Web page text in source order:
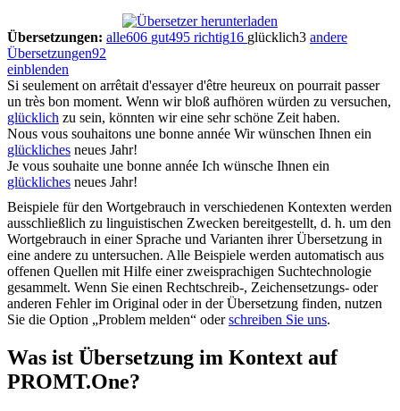
Übersetzungen: alle606 gut495 richtig16 glücklich3 andere
Übersetzungen92
einblenden
Si seulement on arrêtait d'essayer d'être heureux on pourrait passer
un très bon moment. Wenn wir bloß aufhören würden zu versuchen,
glücklich zu sein, könnten wir eine sehr schöne Zeit haben.
Nous vous souhaitons une bonne année Wir wünschen Ihnen ein
glückliches neues Jahr!
Je vous souhaite une bonne année Ich wünsche Ihnen ein
glückliches neues Jahr!
Beispiele für den Wortgebrauch in verschiedenen Kontexten werden
ausschließlich zu linguistischen Zwecken bereitgestellt, d. h. um den
Wortgebrauch in einer Sprache und Varianten ihrer Übersetzung in
eine andere zu untersuchen. Alle Beispiele werden automatisch aus
offenen Quellen mit Hilfe einer zweisprachigen Suchtechnologie
gesammelt. Wenn Sie einen Rechtschreib-, Zeichensetzungs- oder
anderen Fehler im Original oder in der Übersetzung finden, nutzen
Sie die Option „Problem melden“ oderschreiben Sie uns.
Was ist Übersetzung im Kontext auf
PROMT.One?